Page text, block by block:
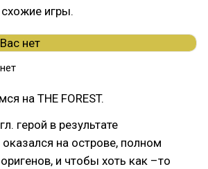
схожие игры.
на THE FOREST.
герой в результате
на острове, полном
и чтобы хоть как –то